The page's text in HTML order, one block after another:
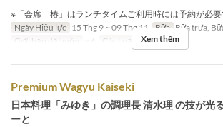
※「会席 椿」はランチタイムご利用時には予約が必要
Ngày Hiệu lực 15 Thg 9 ~ 09 Thg 11 Bữa Bữa trưa,
Giới hạn dặt món
~ 6 Các Loại Ghế Table
Xem thêm
Premium Wagyu Kaiseki
日本料理「みゆき」の調理長 清水理 の技が光
ーと